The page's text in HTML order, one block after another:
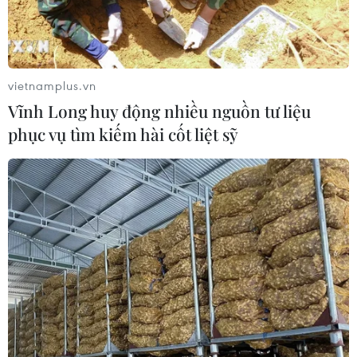
Điều gì tạo nên niềm tin khi lựa chọn
dinh dưỡng đầu đời cho trẻ?
18/07/2026 01:00
Phân bổ ngân sách chăm sóc sức
khỏe và dân số: Ưu tiên các địa bàn
khó khăn
17/07/2026 22:30
Đà Nẵng tổ chức Lễ hội Sâm Ngọc
Linh 2026: Cam kết 100% sâm thật
17/07/2026 06:09
vietnamplus.vn
Vĩnh Long huy động nhiều nguồn tư liệu
phục vụ tìm kiếm hài cốt liệt sỹ